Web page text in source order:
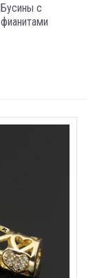
Бусины с
фианитами